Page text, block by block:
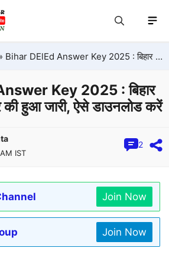
Bihar DElEd Answer Key 2025 : बिहार डीएलएड का आंसर की हुआ जारी, ऐसे डाउनलोड करें
Key 2025 : बिहार
हुआ जारी, ऐसे डाउनलोड करें
IST
2
Join Now
Join Now